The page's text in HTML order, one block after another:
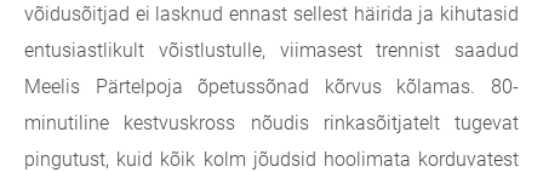
võidusõitjad ei lasknud ennast sellest häirida ja kihutasid
entusiastlikult võistlustulle, viimasest trennist saadud
Meelis Pärtelpoja õpetussõnad kõrvus kõlamas. 80-
minutiline kestvuskross nõudis rinkasõitjatelt tugevat
pingutust, kuid kõik kolm jõudsid hoolimata korduvatest